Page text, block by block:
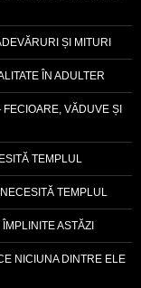
ȘI MITURI
ÎN ADULTER
VĂDUVE ȘI
TEMPLUL
TEMPLUL
ASTĂZI
NICIUNA DINTRE ELE